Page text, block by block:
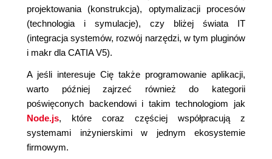
projektowania (konstrukcja), optymalizacji procesów
(technologia i symulacje), czy bliżej świata IT
(integracja systemów, rozwój narzędzi, w tym pluginów
i makr dla CATIA V5).
A jeśli interesuje Cię także programowanie aplikacji,
warto później zajrzeć również do kategorii
poświęconych backendowi i takim technologiom jak
Node.js, które coraz częściej współpracują z
systemami inżynierskimi w jednym ekosystemie
firmowym.